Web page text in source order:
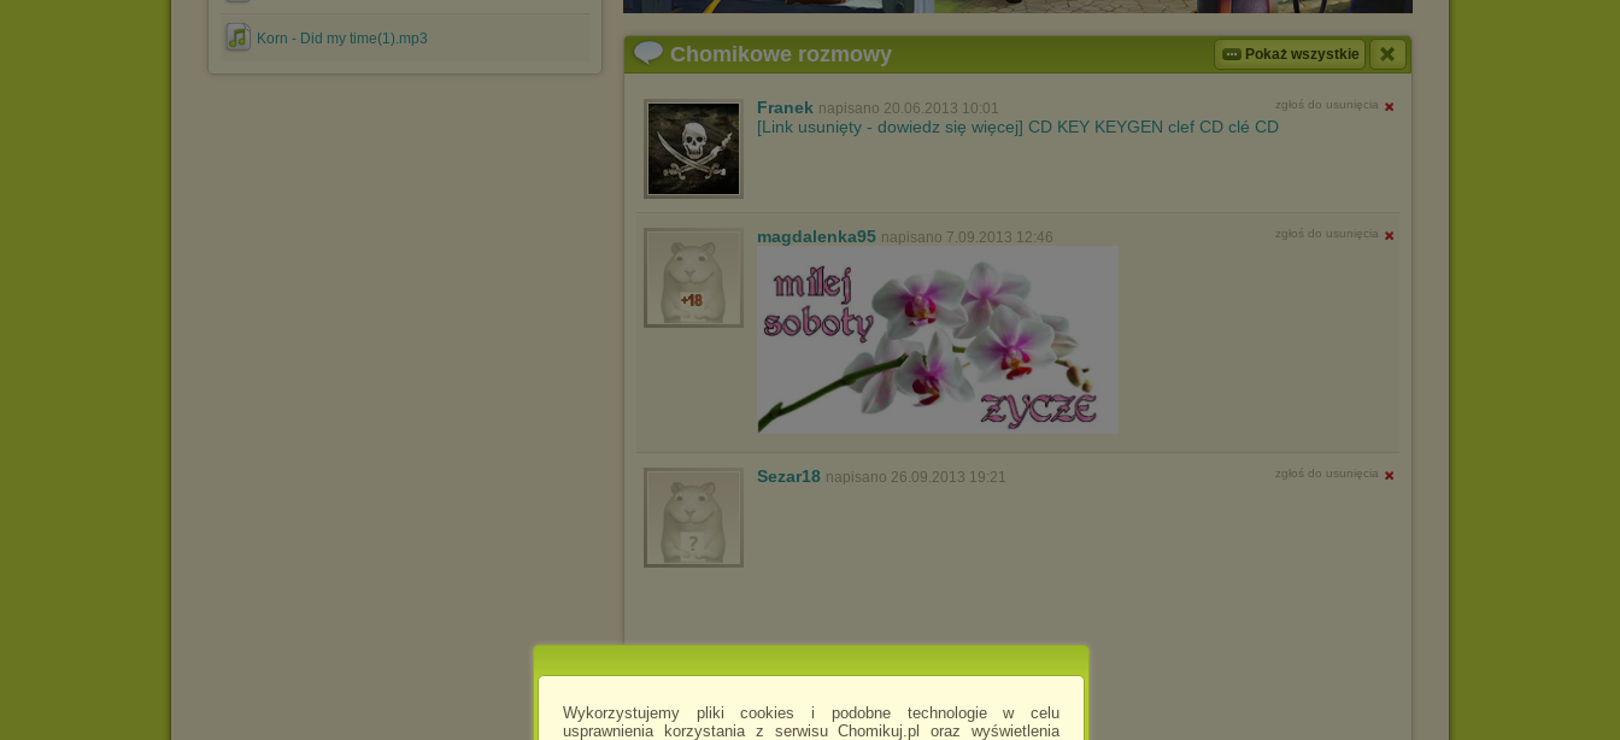
Wykorzystujemy pliki cookies i podobne technologie w celu
usprawnienia korzystania z serwisu Chomikuj.pl oraz wyświetlenia
Korn - Did my time(1).mp3
Chomikowe rozmowy Pokaż wszystkie
Franek napisano 20.06.2013 10:01 zgłoś do usunięcia
[Link usunięty - dowiedz się więcej] CD KEY KEYGEN clef CD clé CD
magdalenka95 napisano 7.09.2013 12:46 zgłoś do usunięcia
Sezar18 napisano 26.09.2013 19:21 zgłoś do usunięcia